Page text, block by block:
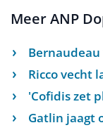
Meer ANP
Ricco vecht
'Cofidis zet
Gatlin jaagt